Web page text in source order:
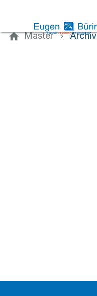
Master Archiv